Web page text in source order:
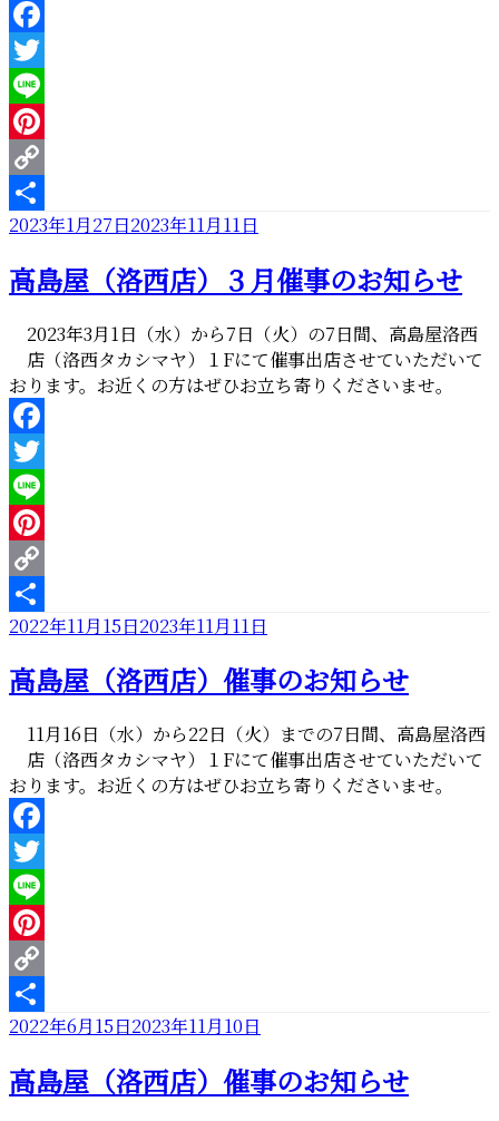
島
屋
9
月
催
事
の
御
礼”
の
Facebook
Twitter
Line
Pinterest
Copy
Link
共
有
投
日:
2023年1月27日2023年11月11日
高島屋（洛西店）３月催事のお知らせ
2023年3月1日（水）から7日（火）の7日間、高島屋洛西
店（洛西タカシマヤ）１Fにて催事出店させていただいて
おります。お近くの方はぜひお立ち寄りくださいませ。
Facebook
Twitter
Line
Pinterest
Copy
Link
共
有
投
日:
2022年11月15日2023年11月11日
高島屋（洛西店）催事のお知らせ
11月16日（水）から22日（火）までの7日間、高島屋洛西
店（洛西タカシマヤ）１Fにて催事出店させていただいて
おります。お近くの方はぜひお立ち寄りくださいませ。
Facebook
Twitter
Line
Pinterest
Copy
Link
共
有
投
日:
2022年6月15日2023年11月10日
高島屋（洛西店）催事のお知らせ